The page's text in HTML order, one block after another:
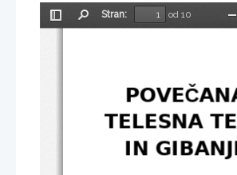
Preklopi
Stran:
od 10
POVEČ
TELESNA
IN